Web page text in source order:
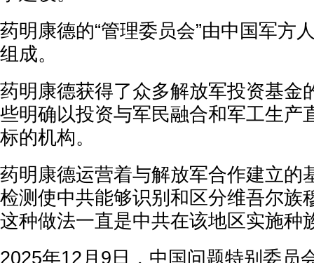
药明康德的“管理委员会”由中国军方
组成。
药明康德获得了众多解放军投资基金
些明确以投资与军民融合和军工生产
标的机构。
药明康德运营着与解放军合作建立的
检测使中共能够识别和区分维吾尔族
这种做法一直是中共在该地区实施种
2025年12月9日，中国问题特别委员